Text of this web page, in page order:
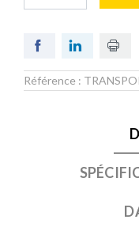
Référence :